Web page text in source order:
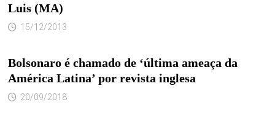
Luis (MA)
15/12/2013
Bolsonaro é chamado de ‘última ameaça da
América Latina’ por revista inglesa
20/09/2018